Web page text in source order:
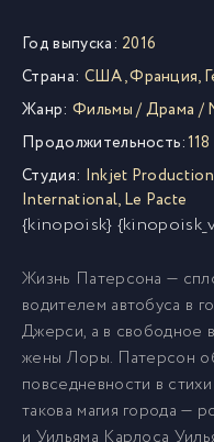
Год выпуска: 2016
Страна: США,Франция,
Жанр: Фильмы/Драма /
Продолжительность:
Студия: Inkjet
International,Le Pacte
{kinopoisk}
Жизнь Патерсона —
водителем автобуса в
Джерси, а в свободное
жены Лоры. Патерсон
повседневности в
такова магия города —